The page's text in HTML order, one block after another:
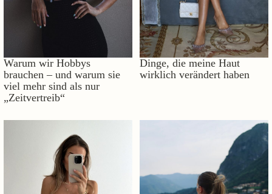
Warum wir Hobbys
brauchen – und warum sie
viel mehr sind als nur
„Zeitvertreib“
Dinge, die meine Haut
wirklich verändert haben